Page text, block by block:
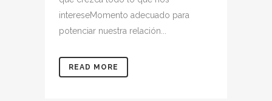
intereseMomento adecuado para
potenciar nuestra relación...
READ MORE